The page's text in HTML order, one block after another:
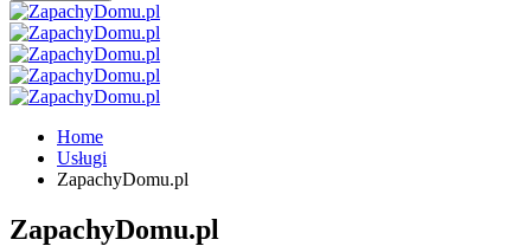
Home
Usługi
ZapachyDomu.pl
ZapachyDomu.pl